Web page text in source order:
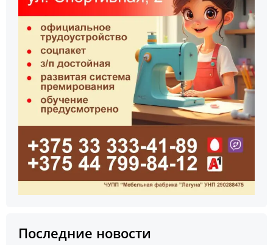
Последние новости